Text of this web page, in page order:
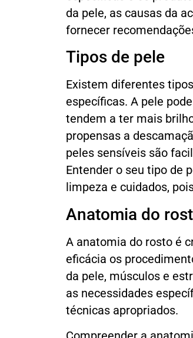
da pele, as causas da
fornecer
Tipos de pele
Existem diferentes
específicas. A pele
tendem a ter mais
propensas a
peles sensíveis são
Entender o seu tipo de
limpeza e cuidados,
Anatomia do
A anatomia do rosto é
eficácia os
da pele, músculos e
as necessidades
técnicas apropriados.